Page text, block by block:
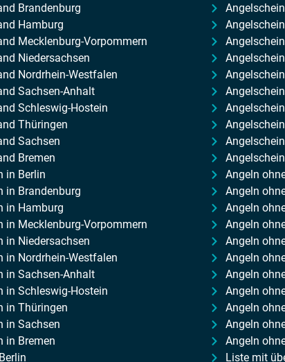
Brandenburg
Hamburg
Mecklenburg-Vorpommern
Niedersachsen
Nordrhein-Westfalen
Sachsen-Anhalt
Schleswig-Hostein
Thüringen
Sachsen
Bremen
in Berlin
in Brandenburg
in Hamburg
in Mecklenburg-Vorpommern
in Niedersachsen
in Nordrhein-Westfalen
in Sachsen-Anhalt
in Schleswig-Hostein
in Thüringen
in Sachsen
in Bremen
Angeln
Angeln
Angeln
Angeln
Angeln
Angeln
Angeln
Angeln
Angeln
Angeln
Angeln
Liste mit